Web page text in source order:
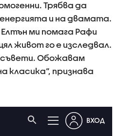
Трябва да
и на двамата.
ми помага Рафи
живот го е изследвал.
съвети. Обожавам
класика“, признава